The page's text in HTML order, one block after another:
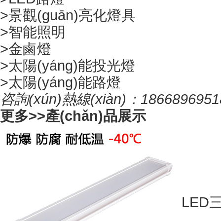
>景觀(guān)亮化燈具
>智能照明
>金鹵燈
>太陽(yáng)能投光燈
>太陽(yáng)能路燈
咨詢(xún)熱線(xiàn)：
更多>>產(chǎn)品展示
LED